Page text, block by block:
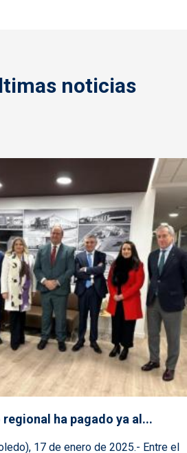
noticias
regional ha pagado ya al...
17 de enero de 2025.- Entre el